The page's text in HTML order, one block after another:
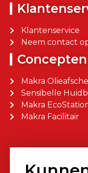
Klantenservice
Neem contact
Concepten
Makra
Sensibelle
Makra
Makra Facilitair